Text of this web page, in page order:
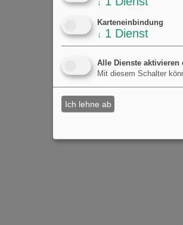
↓
Karteneinbindung
↓ 1 Dienst
Alle Dienste aktivieren
Mit diesem Schalter
Ich lehne ab